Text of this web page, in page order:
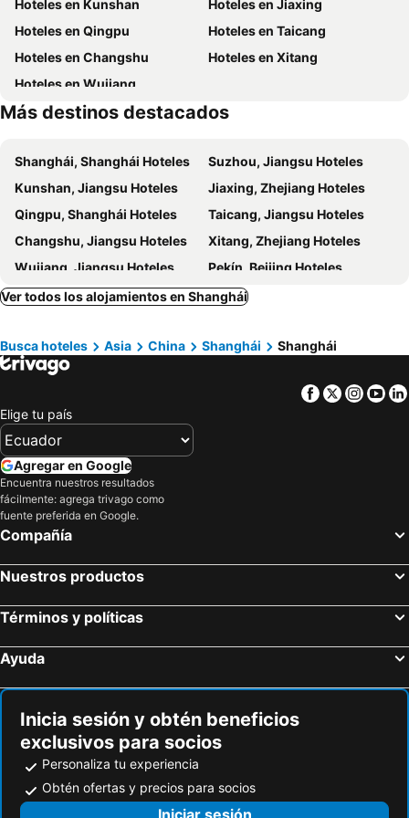
Ocean Shanghai
Campanile Hotel - Shanghai Jing'an Temple
Shanghai Marriott Hotel Pudong East
Howard Johnson Huaihai
Grand Soluxe Zhongyou Hotel Shanghai
Mason Hotel
Holiday Inn Express Shanghai Expo Centre By Ihg
Holiday Inn Shanghai Hongqiao Central
Tiancheng Hotel Shanghai
Kingtown Hotel Hongqiao Shanghai
Yu Yuan
Shanghai Port International Cruise Terminal
Shanghai New International Expo Centre
Hoteles en Kunshan
Hoteles en Jiaxing
Hoteles en Qingpu
Hoteles en Taicang
Hoteles en Changshu
Hoteles en Xitang
Hoteles en Wujiang
Más destinos destacados
Shanghái, Shanghái Hoteles
Suzhou, Jiangsu Hoteles
Kunshan, Jiangsu Hoteles
Jiaxing, Zhejiang Hoteles
Qingpu, Shanghái Hoteles
Taicang, Jiangsu Hoteles
Changshu, Jiangsu Hoteles
Xitang, Zhejiang Hoteles
Wujiang, Jiangsu Hoteles
Pekín, Beijing Hoteles
Guangzhou, Guangdong Hoteles
Chongqing, Chongqing Hoteles
Xi'an, Shaanxi Hoteles
Chengdu, Sichuan Hoteles
Zhangjiajie, Hunan Hoteles
Ver todos los alojamientos en Shanghái
Busca hoteles Asia China Shanghái Shanghái
Facebook
Twitter
Elige tu país
Agregar en Google
Encuentra nuestros resultados
fácilmente: agrega trivago como
fuente preferida en Google.
Compañía
Nuestros productos
Términos y políticas
Ayuda
Inicia sesión y obtén beneficios
exclusivos para socios
Personaliza tu experiencia
Obtén ofertas y precios para socios
Iniciar sesión